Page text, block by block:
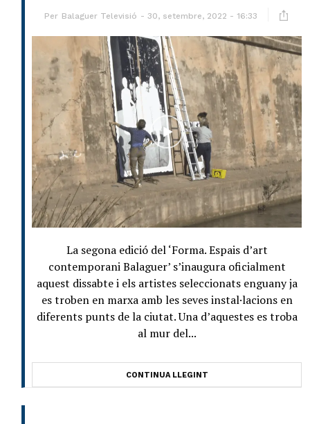
Per Balaguer Televisió 30, setembre, 2022 - 16:33
La segona edició del ‘Forma. Espais d’art
contemporani Balaguer’ s’inaugura oficialment
aquest dissabte i els artistes seleccionats enguany ja
es troben en marxa amb les seves instal·lacions en
diferents punts de la ciutat. Una d’aquestes es troba
al mur del...
CONTINUA LLEGINT